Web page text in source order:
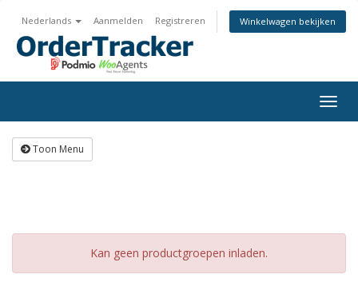
Nederlands Aanmelden Registreren Winkelwagen bekijken
Toon Menu
Kan geen productgroepen inladen.